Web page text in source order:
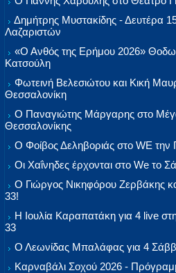
Δημήτρης Μυστακίδης - Δευτέρα
Λαζαριστών
«Ο Ανθός της Ερήμου 2026»
Κατσούλη
Φωτεινή Βελεσιώτου και Κική
Θεσσαλονίκη
Ο Παναγιώτης Μάργαρης στο
Θεσσαλονίκης
Ο Φοίβος Δεληβοριάς στο WE
Οι Χαΐνηδες έρχονται στο We το
Ο Γιώργος Νικηφόρου Ζερβάκης
33!
Η Ιουλία Καραπατάκη για 4 live
33
Ο Λεωνίδας Μπαλάφας για 4
Καρναβάλι Σοχού 2026 -